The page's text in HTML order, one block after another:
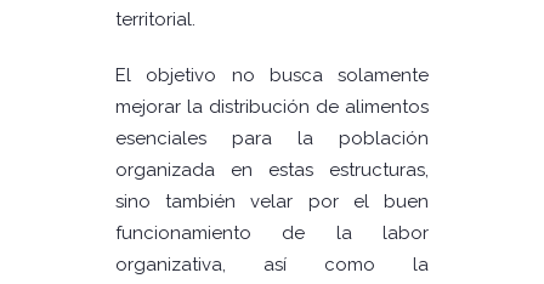
territorial.
El objetivo no busca solamente
mejorar la distribución de alimentos
esenciales para la población
organizada en estas estructuras,
sino también velar por el buen
funcionamiento de la labor
organizativa, así como la